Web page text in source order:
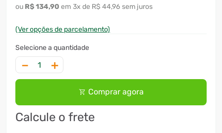
R$134,90 3x R$ 44,96 sem juros
(Ver opções de parcelamento)
＋
－
Comprar agora
Calcule o frete
8º
lavadora
9º
motosserra
10º climatizador